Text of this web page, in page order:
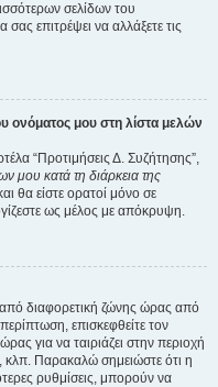
σελίδων του
επιτρέψει να αλλάξετε τις
μου στη λίστα μελών
“Προτιμήσεις Δ. Συζήτησης”,
μου κατά τη διάρκεια της
θα είστε ορατοί μόνο σε
ως μέλος με απόκρυψη.
από διαφορετική ζώνης ώρας από
επισκεφθείτε τον
για να ταιριάζει στην περιοχή
κλπ. Παρακαλώ σημειώστε ότι η
ρυθμίσεις, μπορούν να